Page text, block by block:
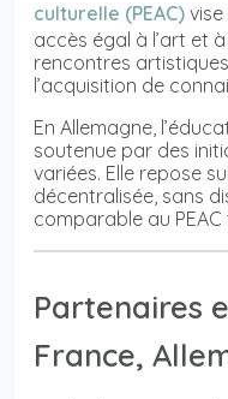
culturelle (PEAC)
accès égal à l’art et
rencontres
l’acquisition de
En Allemagne,
soutenue par des
variées. Elle repose
décentralisée, sans
comparable au
Partenaires
France,